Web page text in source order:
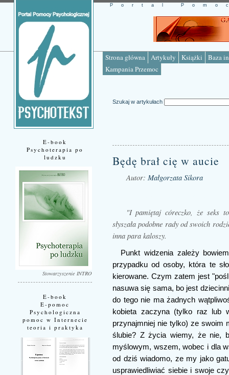
Strona główna Artykuły Książki
Baza
Kampania Przemoc
Portal
E-book
Psychoterapia po
ludzku
Stowarzyszenie INTRO
E-book
E-pomoc
Psychologiczna
pomoc w Internecie
teoria i praktyka
Szukaj w artykułach
Będę brał cię w aucie
Autor: Małgorzata Sikora
"I pamiętaj córeczko, że seks
słyszała podobne rady od swoich
inna para kaloszy.
Punkt widzenia zależy
przypadku od osoby, która te
kierowane. Czym zatem jest
nasuwa się sama, bo jest
do tego nie ma żadnych
kobieta zaczyna (tylko raz lub
przynajmniej nie tylko) ze swoim
ślubie? Z życia wiemy, że nie,
myślowym, wszem, wobec i dla
od dziś wiadomo, ze my jako
usprawiedliwiać siebie i swoje